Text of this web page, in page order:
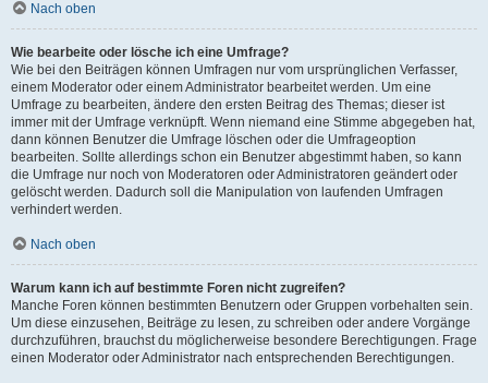
Nach oben
Wie bearbeite oder lösche ich eine Umfrage?
Wie bei den Beiträgen können Umfragen nur vom ursprünglichen Verfasser,
einem Moderator oder einem Administrator bearbeitet werden. Um eine
Umfrage zu bearbeiten, ändere den ersten Beitrag des Themas; dieser ist
immer mit der Umfrage verknüpft. Wenn niemand eine Stimme abgegeben hat,
dann können Benutzer die Umfrage löschen oder die Umfrageoption
bearbeiten. Sollte allerdings schon ein Benutzer abgestimmt haben, so kann
die Umfrage nur noch von Moderatoren oder Administratoren geändert oder
gelöscht werden. Dadurch soll die Manipulation von laufenden Umfragen
verhindert werden.
Nach oben
Warum kann ich auf bestimmte Foren nicht zugreifen?
Manche Foren können bestimmten Benutzern oder Gruppen vorbehalten sein.
Um diese einzusehen, Beiträge zu lesen, zu schreiben oder andere Vorgänge
durchzuführen, brauchst du möglicherweise besondere Berechtigungen. Frage
einen Moderator oder Administrator nach entsprechenden Berechtigungen.